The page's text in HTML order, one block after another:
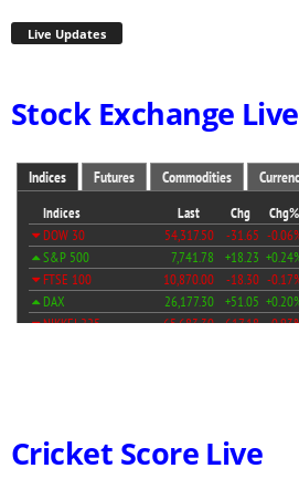
Live Updates
Stock Exchange Live
Cricket Score Live